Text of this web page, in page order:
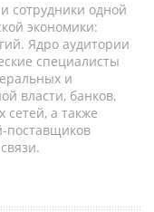
сотрудники одной
экономики:
Ядро аудитории
специалисты
и
власти, банков,
а также
поставщиков